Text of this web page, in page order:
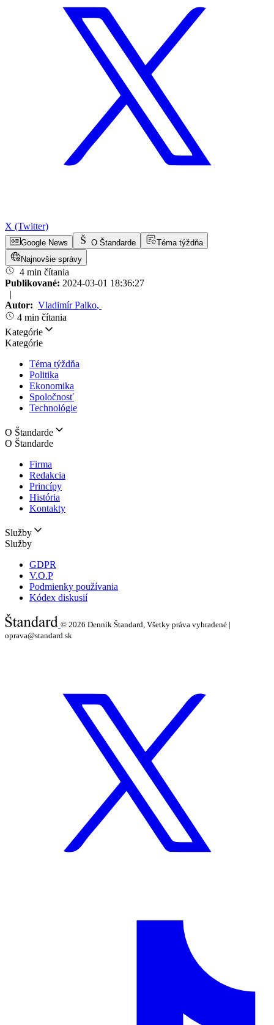
X (Twitter)
Google News O Štandarde
Téma týždňa
Najnovšie správy
4 min čítania
Publikované: 2024-03-01 18:36:27
|
Autor: Vladimír Palko,
4 min čítania
Kategórie
Kategórie
Téma týždňa
Politika
Ekonomika
Spoločnosť
Technológie
O Štandarde
O Štandarde
Firma
Redakcia
Princípy
História
Kontakty
Služby
Služby
GDPR
V.O.P
Podmienky používania
Kódex diskusií
© 2026 Denník Štandard, Všetky práva vyhradené |
oprava@standard.sk